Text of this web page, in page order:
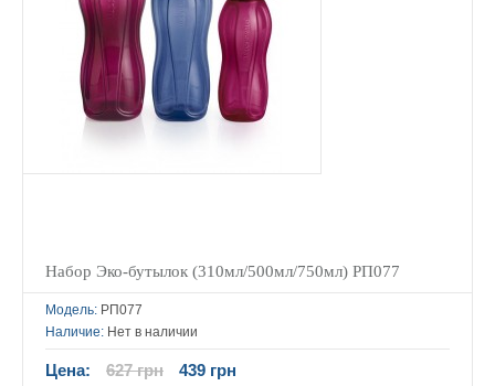
Набор Эко-бутылок (310мл/500мл/750мл) РП077
Модель: РП077
Наличие: Нет в наличии
Цена: 627 грн 439 грн